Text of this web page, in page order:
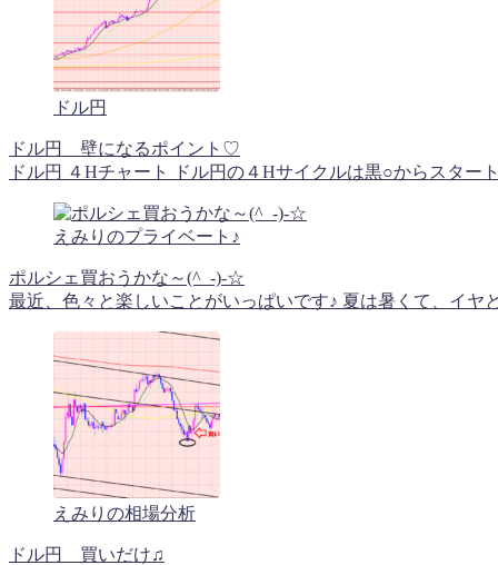
ドル円
ドル円 壁になるポイント♡
ドル円 ４Hチャート ドル円の４Hサイクルは黒○からスタ
えみりのプライベート♪
ポルシェ買おうかな～(^_-)-☆
最近、色々と楽しいことがいっぱいです♪ 夏は暑くて、イ
えみりの相場分析
ドル円 買いだけ♫